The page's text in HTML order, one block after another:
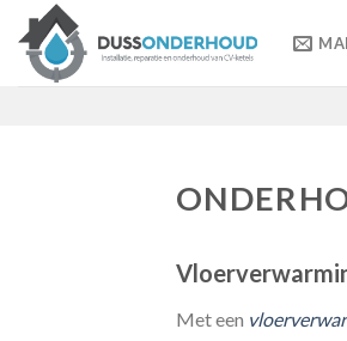
Skip
content
Met een